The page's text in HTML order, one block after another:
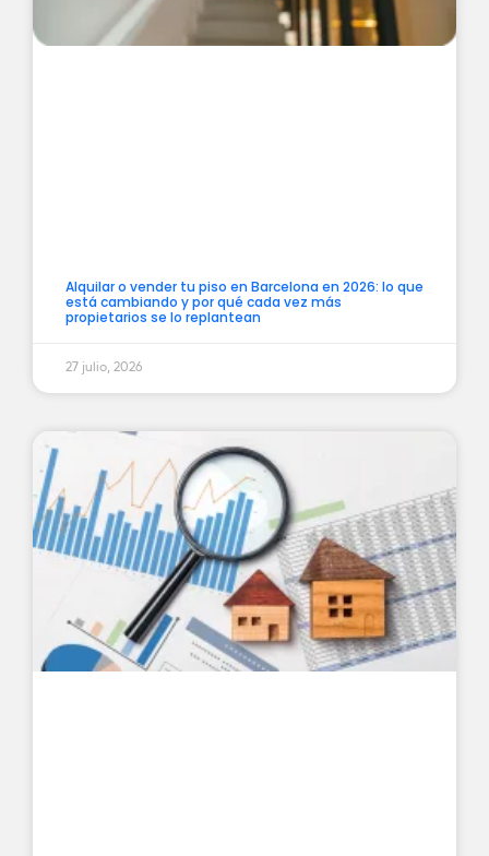
Alquilar o vender tu piso en Barcelona en 2026: lo que
está cambiando y por qué cada vez más
propietarios se lo replantean
27 julio, 2026